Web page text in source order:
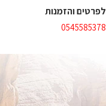
לפרטים והזמנות
0545585378